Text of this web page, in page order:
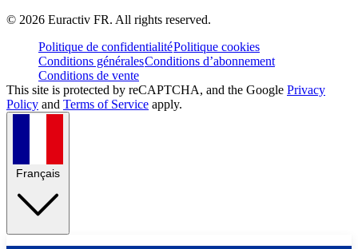
© 2026 Euractiv FR. All rights reserved.
Politique de confidentialitéPolitique cookies
Conditions généralesConditions d’abonnement
Conditions de vente
This site is protected by reCAPTCHA, and the Google Privacy
Policy and Terms of Service apply.
Français